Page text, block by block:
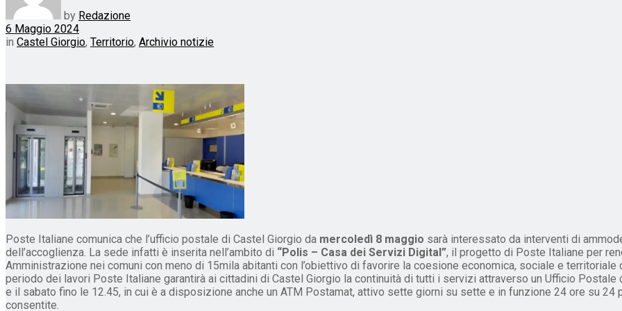
by Redazione
6 Maggio 2024
in Castel Giorgio, Territorio, Archivio notizie
Poste Italiane comunica che l’ufficio postale di Castel Giorgio da mercoledì 8 maggio sarà interessato da interventi di
dell’accoglienza. La sede infatti è inserita nell’ambito di “Polis – Casa dei Servizi Digital”, il progetto di Poste Italiane per
Amministrazione nei comuni con meno di 15mila abitanti con l’obiettivo di favorire la coesione economica, sociale e
periodo dei lavori Poste Italiane garantirà ai cittadini di Castel Giorgio la continuità di tutti i servizi attraverso un Ufficio
e il sabato fino le 12.45, in cui è a disposizione anche un ATM Postamat, attivo sette giorni su sette e in funzione 24 ore su
consentite.